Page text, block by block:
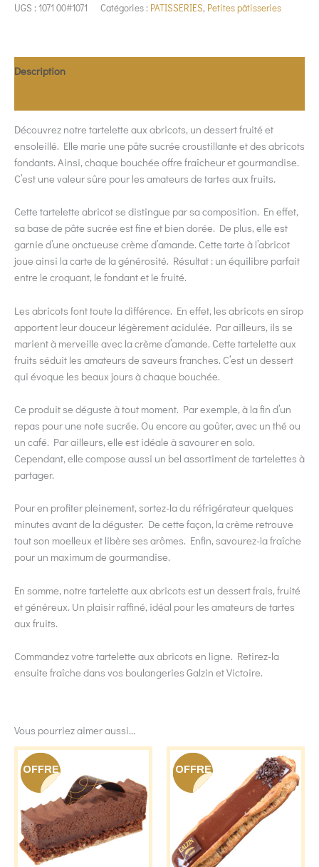
UGS : 1071 00#1071 Catégories : PATISSERIES, Petites pâtisseries
Description
Découvrez notre tartelette aux abricots, un dessert fruité et
ensoleillé. Elle marie une pâte sucrée croustillante et des abricots
fondants. Ainsi, chaque bouchée offre fraîcheur et gourmandise.
C’est une valeur sûre pour les amateurs de tartes aux fruits.
Cette tartelette abricot se distingue par sa composition. En effet,
sa base de pâte sucrée est fine et bien dorée. De plus, elle est
garnie d’une onctueuse crème d’amande. Cette tarte à l’abricot
joue ainsi la carte de la générosité. Résultat : un équilibre parfait
entre le croquant, le fondant et le fruité.
Les abricots font toute la différence. En effet, les abricots en sirop
apportent leur douceur légèrement acidulée. Par ailleurs, ils se
marient à merveille avec la crème d’amande. Cette tartelette aux
fruits séduit les amateurs de saveurs franches. C’est un dessert
qui évoque les beaux jours à chaque bouchée.
Ce produit se déguste à tout moment. Par exemple, à la fin d’un
repas pour une note sucrée. Ou encore au goûter, avec un thé ou
un café. Par ailleurs, elle est idéale à savourer en solo.
Cependant, elle compose aussi un bel assortiment de tartelettes à
partager.
Pour en profiter pleinement, sortez-la du réfrigérateur quelques
minutes avant de la déguster. De cette façon, la crème retrouve
tout son moelleux et libère ses arômes. Enfin, savourez-la fraîche
pour un maximum de gourmandise.
En somme, notre tartelette aux abricots est un dessert frais, fruité
et généreux. Un plaisir raffiné, idéal pour les amateurs de tartes
aux fruits.
Commandez votre tartelette aux abricots en ligne. Retirez-la
ensuite fraîche dans vos boulangeries Galzin et Victoire.
Vous pourriez aimer aussi...
OFFRE OFFRE